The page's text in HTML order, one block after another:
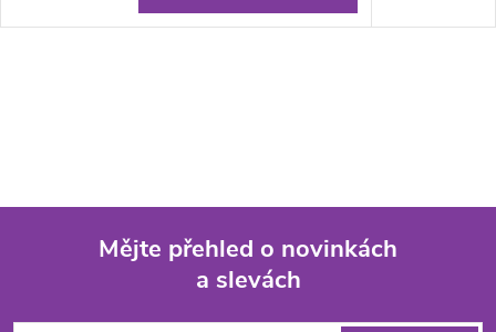
Mějte přehled o novinkách
a slevách